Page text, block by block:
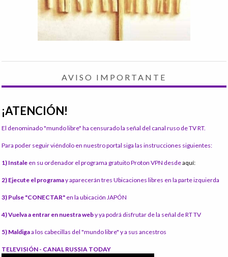
AVISO IMPORTANTE
¡ATENCIÓN!
El denominado "mundo libre" ha censurado la señal del canal ruso de TV RT.
Para poder seguir viéndolo en nuestro portal siga las instrucciones siguientes:
1) Instale en su ordenador el programa gratuito Proton VPN desdeaquí:
2) Ejecute el programay aparecerán tres Ubicaciones libres en la parte izquierda
3) Pulse "CONECTAR" en la ubicación JAPÓN
4) Vuelva a entrar en nuestra weby ya podrá disfrutar de la señal de RT TV
5) Maldigaa los cabecillas del "mundo libre" y a sus ancestros
TELEVISIÓN - CANAL RUSSIA TODAY